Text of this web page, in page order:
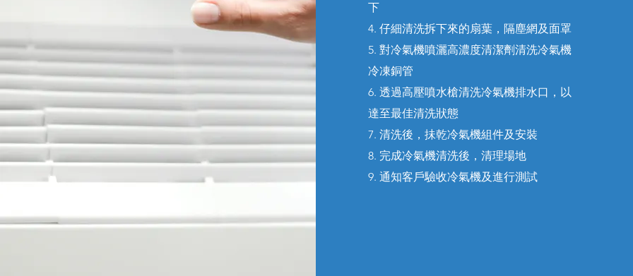
下
4. 仔細清洗拆下來的扇葉，隔塵網及面罩
5. 對冷氣機噴灑高濃度清潔劑清洗冷氣機
冷凍銅管
6. 透過高壓噴水槍清洗冷氣機排水口，以
達至最佳清洗狀態
7. 清洗後，抺乾冷氣機組件及安裝
8. 完成冷氣機清洗後，清理場地
9. 通知客戶驗收冷氣機及進行測試